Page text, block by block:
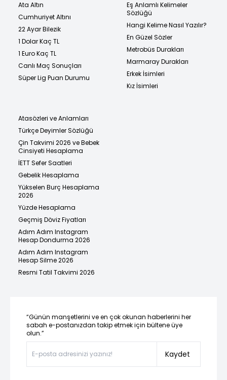
Ata Altın
Cumhuriyet Altını
22 Ayar Bilezik
1 Dolar Kaç TL
1 Euro Kaç TL
Canlı Maç Sonuçları
Süper Lig Puan Durumu
Eş Anlamlı Kelimeler
Sözlüğü
Hangi Kelime Nasıl Yazılır?
En Güzel Sözler
Metrobüs Durakları
Marmaray Durakları
Erkek İsimleri
Kız İsimleri
Atasözleri ve Anlamları
Türkçe Deyimler Sözlüğü
Çin Takvimi 2026 ve Bebek
Cinsiyeti Hesaplama
İETT Sefer Saatleri
Gebelik Hesaplama
Yükselen Burç Hesaplama
2026
Yüzde Hesaplama
Geçmiş Döviz Fiyatları
Adım Adım Instagram
Hesap Dondurma 2026
Adım Adım Instagram
Hesap Silme 2026
Resmi Tatil Takvimi 2026
“Günün manşetlerini ve en çok okunan haberlerini her
sabah e-postanızdan takip etmek için bültene üye
olun.”
Kaydet